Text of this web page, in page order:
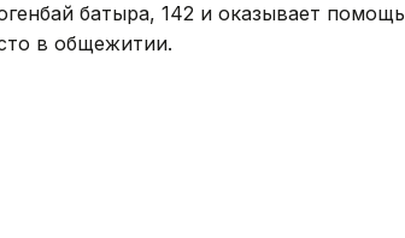
батыра, 142 и оказывает помощь
в общежитии.